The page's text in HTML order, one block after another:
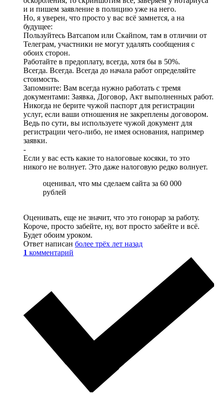
и и пишем заявление в полицию уже на него.
Но, я уверен, что просто у вас всё замнется, а на
будущее:
Пользуйтесь Ватсапом или Скайпом, там в отличии от
Телеграм, участники не могут удалять сообщения с
обоих сторон.
Работайте в предоплату, всегда, хотя бы в 50%.
Всегда. Всегда. Всегда до начала работ определяйте
стоимость.
Запомните: Вам всегда нужно работать с тремя
документами: Заявка, Договор, Акт выполненных работ.
Никогда не берите чужой паспорт для регистрации
услуг, если ваши отношения не закреплены договором.
Ведь по сути, вы используете чужой документ для
регистрации чего-либо, не имея основания, например
заявки.
-
Если у вас есть какие то налоговые косяки, то это
никого не волнует. Это даже налоговую редко волнует.
оценивал, что мы сделаем сайта за 60 000
рублей
Оценивать, еще не значит, что это гонорар за работу.
Короче, просто забейте, ну, вот просто забейте и всё.
Будет обоим уроком.
Ответ написан более трёх лет назад
1 комментарий